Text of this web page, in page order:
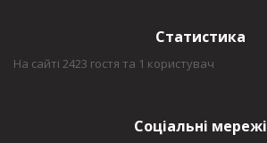
Статистика
На сайті 2423 гостя та 1 користувач
Соціальні мережі